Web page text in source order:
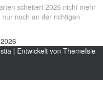
scheitert 2026 nicht mehr
noch an der richtigen
| Entwickelt von ThemeIsle